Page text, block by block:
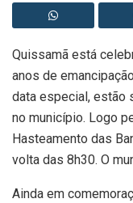
Quissamã está
anos de
data especial, estão
no município. Logo
Hasteamento das
volta das 8h30. O
Ainda em